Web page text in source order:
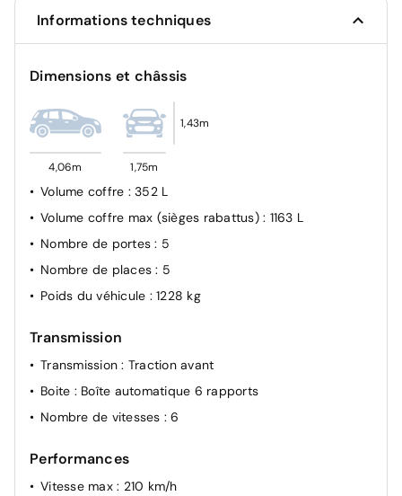
des usagers de la route vulnérables (piétons,
cyclistes,), Alerte active de franchissement involontaire
de ligne et bas côté, Reconnaissance étendue des
panneaux de signalisation et préconisation de vitesse,
Alerte attention conducteur pilotée par caméra interne
Boîte de vitesse automatique, séquentielle (6 rapports)
Informations techniques
Dimensions et châssis
4,06m 1,75m
1,43m
Volume coffre : 352 L
Volume coffre max (sièges rabattus) : 1163 L
Nombre de portes: 5
Nombre de places: 5
Poids du véhicule : 1228 kg
Transmission
Transmission: Traction avant
Boite : Boîte automatique 6 rapports
Nombre de vitesses : 6
Performances
Vitesse max : 210 km/h